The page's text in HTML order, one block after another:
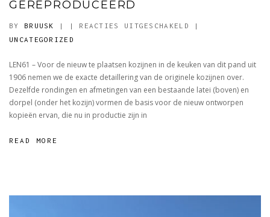
GEREPRODUCEERD
BY BRUUSK | | REACTIES UITGESCHAKELD VOOR
GEREPRODUCEERD
|
UNCATEGORIZED
LEN61 – Voor de nieuw te plaatsen kozijnen in de keuken van dit pand uit
1906 nemen we de exacte detaillering van de originele kozijnen over.
Dezelfde rondingen en afmetingen van een bestaande latei (boven) en
dorpel (onder het kozijn) vormen de basis voor de nieuw ontworpen
kopieën ervan, die nu in productie zijn in
READ MORE